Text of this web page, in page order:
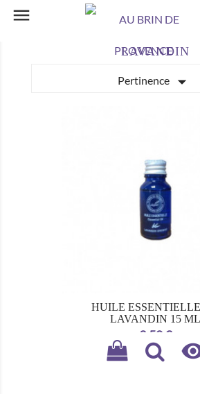

LAVANDIN
Pertinence 
HUILE
LAVANDIN 15 ML
Prix
3,50 €